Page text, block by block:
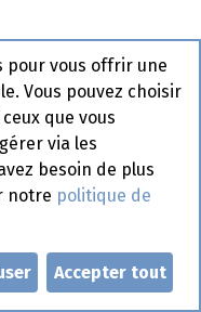
données
par la société
notre formulaire
des lettres
pour vous offrir une
Vous pouvez choisir
que vous
via les
besoin de plus
notre politique de
Accepter tout